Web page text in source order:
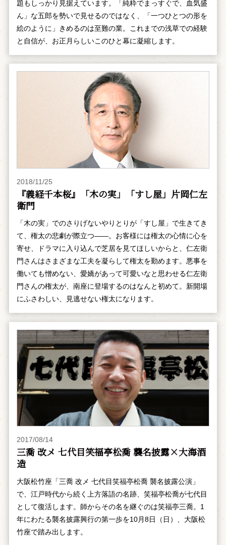
題もしっかり見据えています。「純粋でまっすぐで、血気盛
ん」な五郎を勢いで見せるのではなく、「一つひとつの形を
絵のように」きめるのは至難の業。これまでの浅草での経験
と自信が、お正月らしいこのひと幕に凝縮します。
2018/11/25
『義経千本桜』「木の実」「すし屋」片岡仁左
衛門
「木の実」でのさりげないやりとりが「すし屋」で生きてき
て、権太の悲劇が際立つ――。お客様には権太の心情に心を
寄せ、ドラマに入り込んで芝居を見てほしいからと、仁左衛
門さんはさまざまな工夫を凝らして権太を勤めます。悪事を
働いても憎めない、愛嬌があって可愛いなと思わせる仁左衛
門さんの権太が、南座に登場するのはなんと初めて。新開場
にふさわしい、見逃せない権太になります。
2017/08/14
三喬 改メ 七代目笑福亭松喬 襲名披露×大海酒
造
大阪松竹座「三喬 改メ 七代目笑福亭松喬 襲名披露公演」
で、江戸時代から続く上方落語の名跡、笑福亭松喬が七代目
として復活します。師からその名を継ぐのは笑福亭三喬。1
年にわたる襲名披露興行の第一歩を10月8日（日）、大阪松
竹座で踏み出します。